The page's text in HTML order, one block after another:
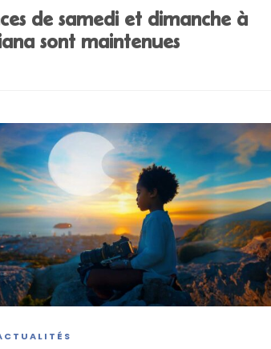
de samedi et dimanche à
sont maintenues